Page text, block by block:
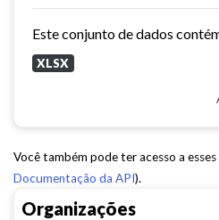
Organizações
XLSX
Você também pode ter acesso a
Documentação da API).